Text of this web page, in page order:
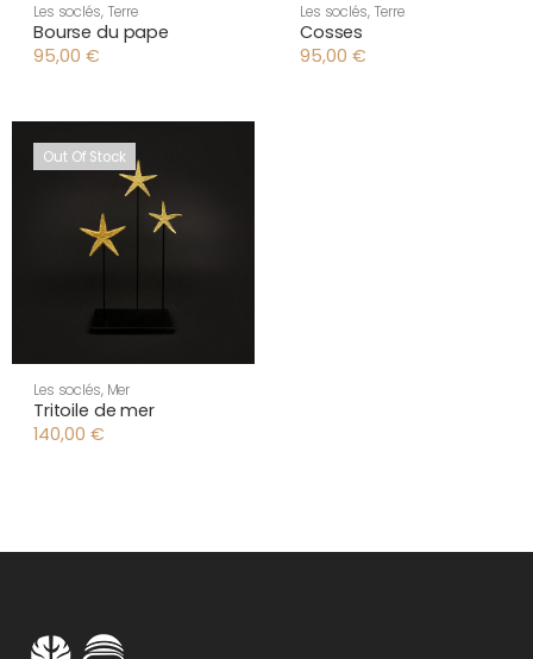
Les soclés, Terre
Bourse du pape
95,00 €
Les soclés, Terre
Cosses
95,00 €
Out Of Stock
Les soclés, Mer
Tritoile de mer
140,00 €